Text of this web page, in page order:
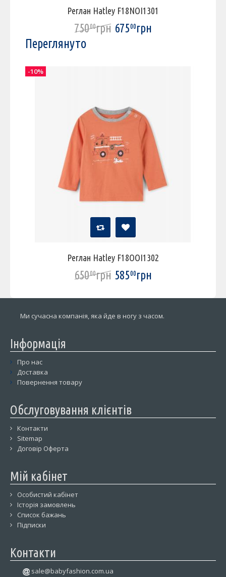
Реглан Hatley F18NOI1301
75000грн 67500грн
Переглянуто
Реглан Hatley F18OOI1302
65000грн 58500грн
-10%
Ми сучасна компанія, яка йде в ногу з часом.
Інформація
Про нас
Доставка
Повернення товару
Обслуговування клієнтів
Контакти
Sitemap
Договір Оферта
Мій кабінет
Особистий кабінет
Історія замовлень
Список бажань
Підписки
Контакти
sale@babyfashion.com.ua